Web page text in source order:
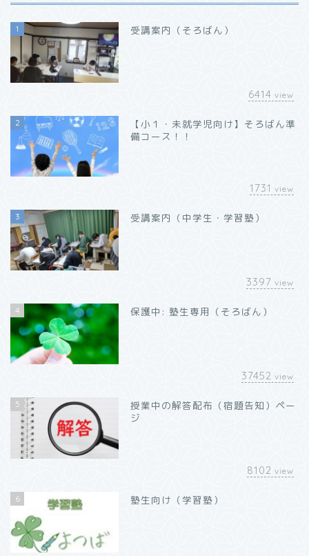
1 受講案内（そろばん）
6414 view
2
【小１・未就学児向け】そろばん準
備コース！！
1731 view
3 受講案内（中学生・学習塾）
3397 view
4 保護中: 塾生専用（そろばん）
37452 view
5
授業中の解答配布（宿題告知）ペー
ジ
8102 view
6 塾生向け（学習塾）